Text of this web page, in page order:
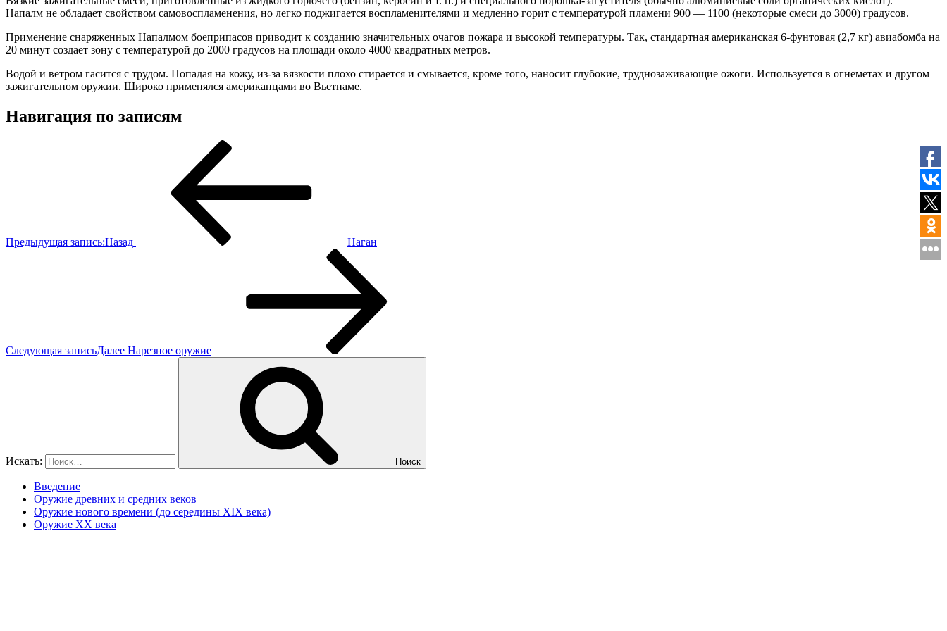
Напалм не обладает свойством самовоспламенения, но легко поджигается воспламенителями и медленно горит с температурой пламени 900 — 1100 (некоторые смеси до 3000) градусов.
Применение снаряженных Напалмом боеприпасов приводит к созданию значительных очагов пожара и высокой температуры. Так, стандартная американская 6-фунтовая (2,7 кг) авиабомба на
20 минут создает зону с температурой до 2000 градусов на площади около 4000 квадратных метров.
Водой и ветром гасится с трудом. Попадая на кожу, из-за вязкости плохо стирается и смывается, кроме того, наносит глубокие, труднозаживающие ожоги. Используется в огнеметах и другом
зажигательном оружии. Широко применялся американцами во Вьетнаме.
Навигация по записям
Предыдущая запись:Назад Наган
Следующая записьДалее Нарезное оружие
Искать: Поиск
Введение
Оружие древних и средних веков
Оружие нового времени (до середины XIX века)
Оружие XX века